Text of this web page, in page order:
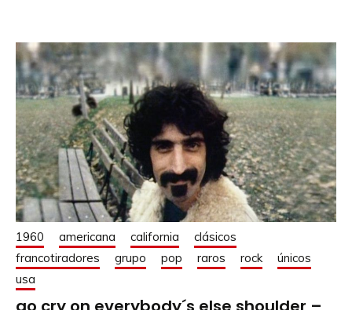
1960 americana california
clásicos
francotiradores
grupo pop raros rock
únicos
usa